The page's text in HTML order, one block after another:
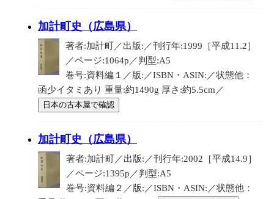
加計町史（広島県）
著者:加計町／出版:／刊行年:1999［平成11.2］
／ページ:1064p／判型:A5
巻号:資料編１／版:／ISBN・ASIN:／状態他：
函少イタミあり 重量:約1490g 厚さ:約5.5cm／
日本の古本屋で確認
加計町史（広島県）
著者:加計町／出版:／刊行年:2002［平成14.9］
／ページ:1395p／判型:A5
巻号:資料編２／版:／ISBN・ASIN:／状態他：